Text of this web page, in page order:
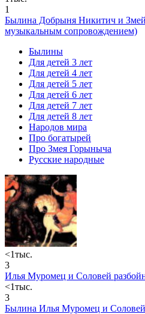
1
Былина Добрыня Никитич и
музыкальным сопровождением)
Былины
Для детей 3 лет
Для детей 4 лет
Для детей 5 лет
Для детей 6 лет
Для детей 7 лет
Для детей 8 лет
Народов мира
Про богатырей
Про Змея Горыныча
Русские народные
<1тыс.
3
Илья Муромец и Соловей
<1тыс.
3
Былина Илья Муромец и